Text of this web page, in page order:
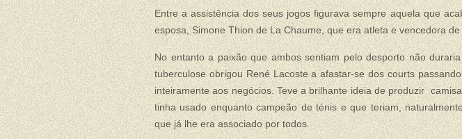
Entre a assistência dos seus jogos figurava sempre aquela que
esposa, Simone Thion de La Chaume, que era atleta e vencedora
No entanto a paixão que ambos sentiam pelo desporto não
tuberculose obrigou René Lacoste a afastar-se dos courts
inteiramente aos negócios. Teve a brilhante ideia de produzir
tinha usado enquanto campeão de ténis e que teriam,
que já lhe era associado por todos.